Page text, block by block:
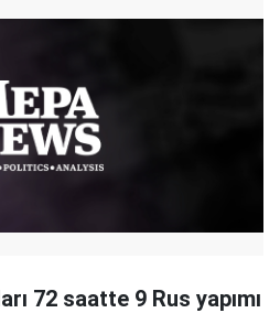
72 saatte 9 Rus yapımı